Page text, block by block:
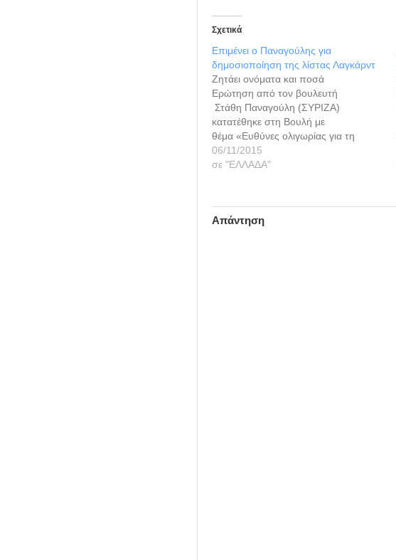
Σχετικά
Επιμένει ο Παναγούλης για
δημοσιοποίηση της λίστας Λαγκάρντ
Ζητάει ονόματα και ποσά
Ερώτηση από τον βουλευτή
Στάθη Παναγούλη (ΣΥΡΙΖΑ)
κατατέθηκε στη Βουλή με
θέμα «Ευθύνες ολιγωρίας για τη
λίστα Λαγκάρντ», επειδή ο αρμόδιος
υπουργός Οικονομικών "απαξίωσε να
ημερών που προβλέπει ο Κανονισμός
της Βουλής", όπως αναφέρεται. Η
06/11/2015
σε "ΕΛΛΑΔΑ"
Απάντηση